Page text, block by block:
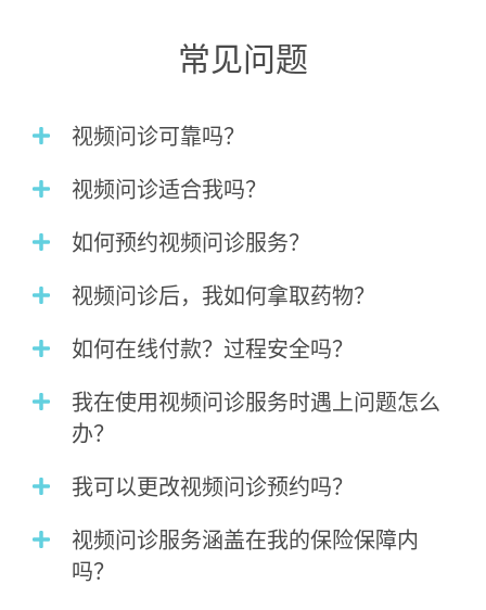
常见问题
视频问诊可靠吗？
视频问诊适合我吗？
如何预约视频问诊服务？
视频问诊后，我如何拿取药物？
如何在线付款？过程安全吗？
我在使用视频问诊服务时遇上问题怎么
办？
我可以更改视频问诊预约吗？
视频问诊服务涵盖在我的保险保障内
吗？